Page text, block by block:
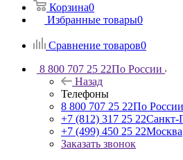
Корзина0
Избранные товары0
Сравнение товаров0
8 800 707 25 22По России
Назад
Телефоны
8 800 707 25 22По России
+7 (812) 317 25 22Санкт-
+7 (499) 450 25 22Москва
Заказать звонок